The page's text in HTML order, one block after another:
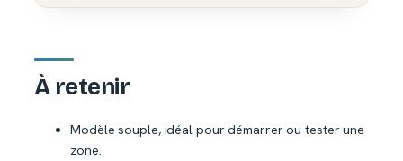
À retenir
Modèle souple, idéal pour démarrer ou tester une
zone.